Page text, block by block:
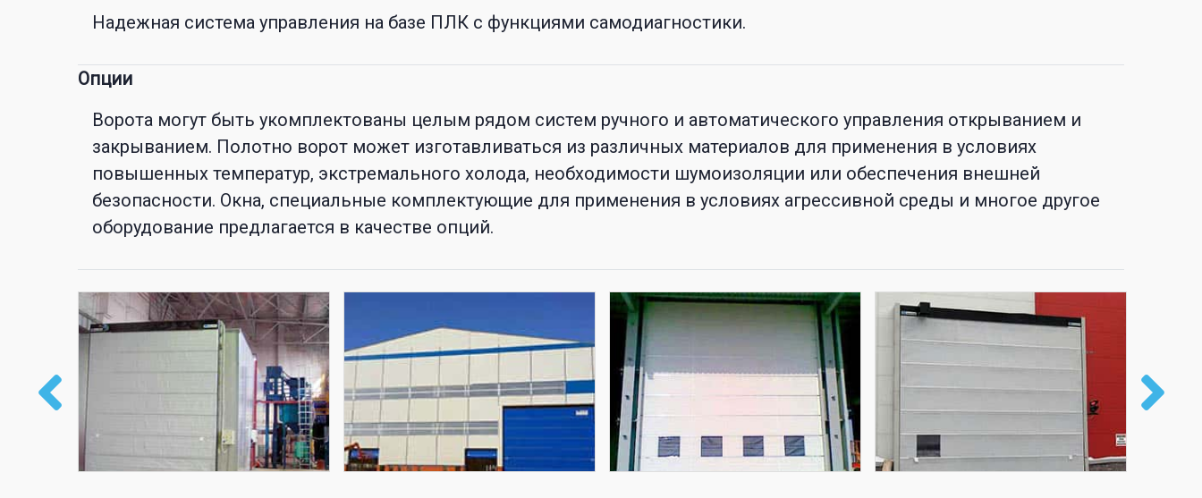
Надежная система управления на базе ПЛК с функциями самодиагностики.
Опции
Ворота могут быть укомплектованы целым рядом систем ручного и автоматического управления открыванием и
закрыванием. Полотно ворот может изготавливаться из различных материалов для применения в условиях
повышенных температур, экстремального холода, необходимости шумоизоляции или обеспечения внешней
безопасности. Окна, специальные комплектующие для применения в условиях агрессивной среды и многое другое
оборудование предлагается в качестве опций.